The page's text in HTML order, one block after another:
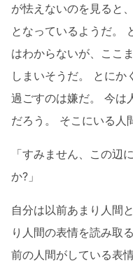
が怯えないのを見ると
となっているようだ。
はわからないが、ここ
しまいそうだ。 とにか
過ごすのは嫌だ。 今は
だろう。 そこにいる人
「すみません、この辺
か?」
自分は以前あまり人間
り人間の表情を読み取
前の人間がしている表